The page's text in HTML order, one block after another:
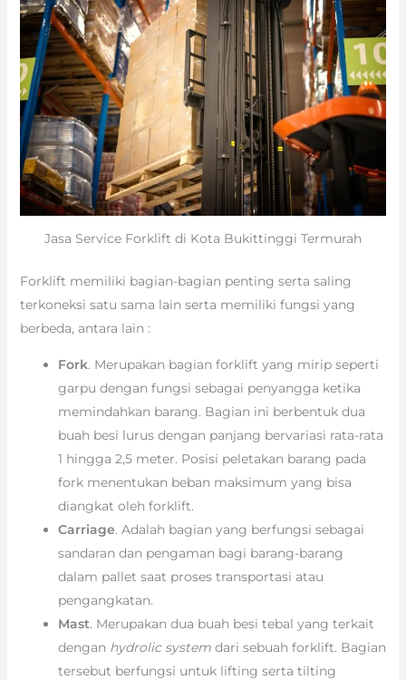
Jasa Service Forklift di Kota Bukittinggi Termurah
Forklift memiliki bagian-bagian penting serta saling
terkoneksi satu sama lain serta memiliki fungsi yang
berbeda, antara lain :
Fork. Merupakan bagian forklift yang mirip seperti
garpu dengan fungsi sebagai penyangga ketika
memindahkan barang. Bagian ini berbentuk dua
buah besi lurus dengan panjang bervariasi rata-rata
1 hingga 2,5 meter. Posisi peletakan barang pada
fork menentukan beban maksimum yang bisa
diangkat oleh forklift.
Carriage. Adalah bagian yang berfungsi sebagai
sandaran dan pengaman bagi barang-barang
dalam pallet saat proses transportasi atau
pengangkatan.
Mast. Merupakan dua buah besi tebal yang terkait
dengan hydrolic systemdari sebuah forklift. Bagian
tersebut berfungsi untuk lifting serta tilting